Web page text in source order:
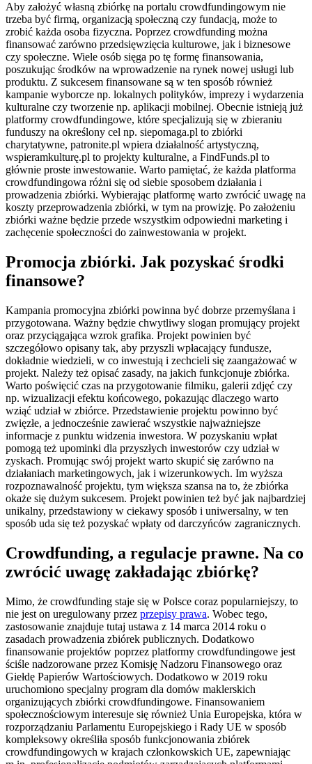
Aby założyć własną zbiórkę na portalu crowdfundingowym nie
trzeba być firmą, organizacją społeczną czy fundacją, może to
zrobić każda osoba fizyczna. Poprzez crowdfunding można
finansować zarówno przedsięwzięcia kulturowe, jak i biznesowe
czy społeczne. Wiele osób sięga po tę formę finansowania,
poszukując środków na wprowadzenie na rynek nowej usługi lub
produktu. Z sukcesem finansowane są w ten sposób również
kampanie wyborcze np. lokalnych polityków, imprezy i wydarzenia
kulturalne czy tworzenie np. aplikacji mobilnej. Obecnie istnieją już
platformy crowdfundingowe, które specjalizują się w zbieraniu
funduszy na określony cel np. siepomaga.pl to zbiórki
charytatywne, patronite.pl wpiera działalność artystyczną,
wspieramkulturę.pl to projekty kulturalne, a FindFunds.pl to
głównie proste inwestowanie. Warto pamiętać, że każda platforma
crowdfundingowa różni się od siebie sposobem działania i
prowadzenia zbiórki. Wybierając platformę warto zwrócić uwagę na
koszty przeprowadzenia zbiórki, w tym na prowizję. Po założeniu
zbiórki ważne będzie przede wszystkim odpowiedni marketing i
zachęcenie społeczności do zainwestowania w projekt.
Promocja zbiórki. Jak pozyskać środki
finansowe?
Kampania promocyjna zbiórki powinna być dobrze przemyślana i
przygotowana. Ważny będzie chwytliwy slogan promujący projekt
oraz przyciągająca wzrok grafika. Projekt powinien być
szczegółowo opisany tak, aby przyszli wpłacający fundusze,
dokładnie wiedzieli, w co inwestują i zechcieli się zaangażować w
projekt. Należy też opisać zasady, na jakich funkcjonuje zbiórka.
Warto poświęcić czas na przygotowanie filmiku, galerii zdjęć czy
np. wizualizacji efektu końcowego, pokazując dlaczego warto
wziąć udział w zbiórce. Przedstawienie projektu powinno być
zwięzłe, a jednocześnie zawierać wszystkie najważniejsze
informacje z punktu widzenia inwestora. W pozyskaniu wpłat
pomogą też upominki dla przyszłych inwestorów czy udział w
zyskach. Promując swój projekt warto skupić się zarówno na
działaniach marketingowych, jak i wizerunkowych. Im wyższa
rozpoznawalność projektu, tym większa szansa na to, że zbiórka
okaże się dużym sukcesem. Projekt powinien też być jak najbardziej
unikalny, przedstawiony w ciekawy sposób i uniwersalny, w ten
sposób uda się też pozyskać wpłaty od darczyńców zagranicznych.
Crowdfunding, a regulacje prawne. Na co
zwrócić uwagę zakładając zbiórkę?
Mimo, że crowdfunding staje się w Polsce coraz popularniejszy, to
nie jest on uregulowany przez przepisy prawa. Wobec tego,
zastosowanie znajduje tutaj ustawa z 14 marca 2014 roku o
zasadach prowadzenia zbiórek publicznych. Dodatkowo
finansowanie projektów poprzez platformy crowdfundingowe jest
ściśle nadzorowane przez Komisję Nadzoru Finansowego oraz
Giełdę Papierów Wartościowych. Dodatkowo w 2019 roku
uruchomiono specjalny program dla domów maklerskich
organizujących zbiórki crowdfundingowe. Finansowaniem
społecznościowym interesuje się również Unia Europejska, która w
rozporządzaniu Parlamentu Europejskiego i Rady UE w sposób
kompleksowy określiła sposób funkcjonowania zbiórek
crowdfundingowych w krajach członkowskich UE, zapewniając